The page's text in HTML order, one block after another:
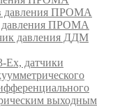
давления ПРОМА
давления ПРОМА
давления ДДМ
датчики
выходным